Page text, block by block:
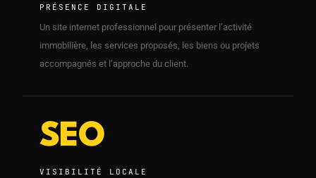
PRÉSENCE DIGITALE
Un site internet professionnel pour présenter l’activité
immobilière, les services proposés, les biens ou projets
accompagnés et l’approche du client.
SEO
VISIBILITÉ LOCALE